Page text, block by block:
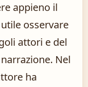
appieno il
osservare
attori e del
Nel
ha